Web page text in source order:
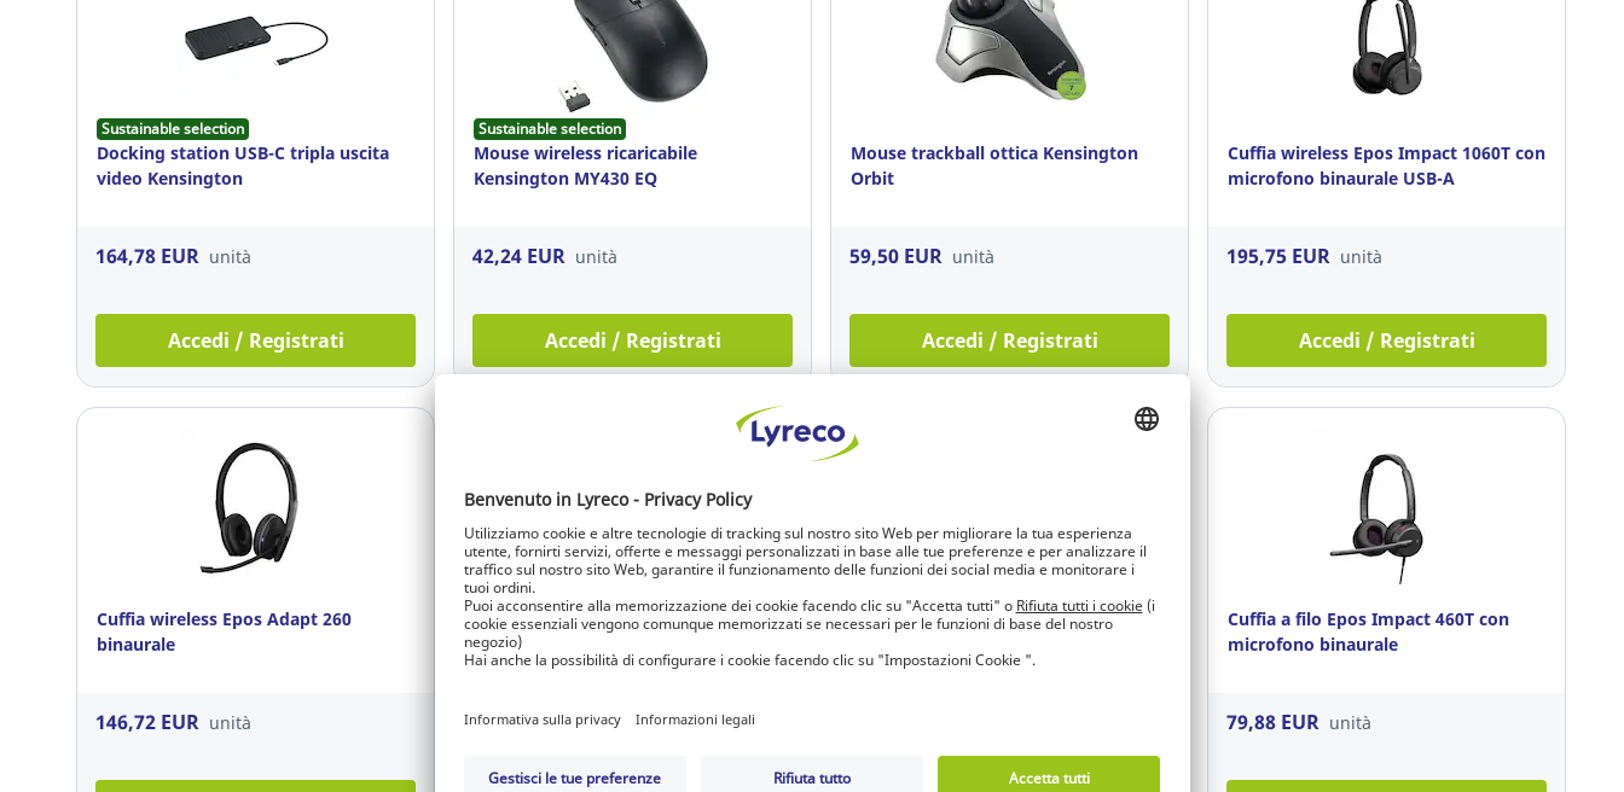
Sustainable selection
Docking station USB-C tripla uscita
video Kensington
164,78 EUR unità
Accedi / Registrati
Sustainable selection
Mouse wireless ricaricabile
Kensington MY430 EQ
42,24 EUR unità
Accedi / Registrati
Mouse trackball ottica Kensington
Orbit
59,50 EUR unità
Accedi / Registrati
Cuffia wireless Epos Impact 1060T con
microfono binaurale USB-A
195,75 EUR unità
Accedi / Registrati
Cuffia wireless Epos Adapt 260
binaurale
146,72 EUR unità
Cuffie stereo Epos PC 8 USB
29,00 EUR unità
Cuffia a filo Epos SC60 USB ML
Cuffia a filo Epos Impact 460T con
microfono binaurale
79,88 EUR unità